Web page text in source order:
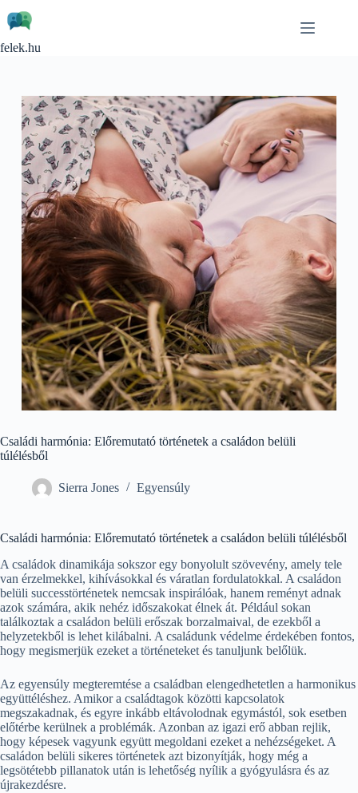
to
content
felek.hu
Családi harmónia: Előremutató történetek a családon belüli
túlélésből
Sierra Jones Egyensúly
Családi harmónia: Előremutató történetek a családon belüli túlélésből
A családok dinamikája sokszor egy bonyolult szövevény, amely tele
van érzelmekkel, kihívásokkal és váratlan fordulatokkal. A családon
belüli successtörténetek nemcsak inspirálóak, hanem reményt adnak
azok számára, akik nehéz időszakokat élnek át. Például sokan
találkoztak a családon belüli erőszak borzalmaival, de ezekből a
helyzetekből is lehet kilábalni. A családunk védelme érdekében fontos,
hogy megismerjük ezeket a történeteket és tanuljunk belőlük.
Az egyensúly megteremtése a családban elengedhetetlen a harmonikus
együttéléshez. Amikor a családtagok közötti kapcsolatok
megszakadnak, és egyre inkább eltávolodnak egymástól, sok esetben
előtérbe kerülnek a problémák. Azonban az igazi erő abban rejlik,
hogy képesek vagyunk együtt megoldani ezeket a nehézségeket. A
családon belüli sikeres történetek azt bizonyítják, hogy még a
legsötétebb pillanatok után is lehetőség nyílik a gyógyulásra és az
újrakezdésre.